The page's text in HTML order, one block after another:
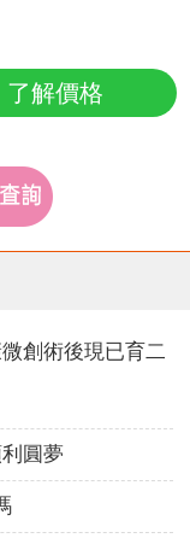
了解價格
創術後現已育二
圓夢